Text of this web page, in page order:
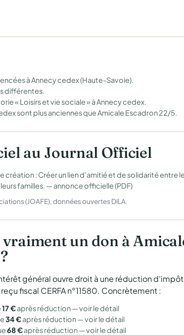
à Annecy cedex (Haute-Savoie).
différentes.
« Loisirs et vie sociale » à Annecy cedex.
sont plus anciennes que Amicale Escadron 22/5.
au Journal Officiel
création : Créer un lien d'amitié et de solidarité entre
familles. — annonce officielle (PDF)
(JOAFE), données ouvertes DILA.
un don à
général ouvre droit à une réduction
fiscal CERFA n°11580. Concrètement :
17 €après réduction —voir le détail
34 €après réduction —voir le détail
68 €après réduction —voir le détail